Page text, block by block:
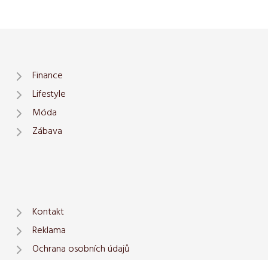
Finance
Lifestyle
Móda
Zábava
Kontakt
Reklama
Ochrana osobních údajů